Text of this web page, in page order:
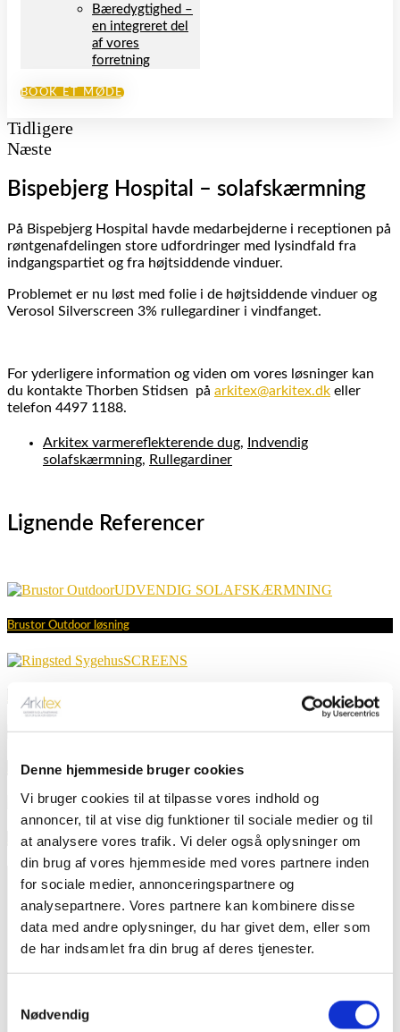
Denne hjemmeside bruger cookies
Vi bruger cookies til at tilpasse vores indhold og
annoncer, til at vise dig funktioner til sociale medier og til
at analysere vores trafik. Vi deler også oplysninger om
din brug af vores hjemmeside med vores partnere inden
for sociale medier, annonceringspartnere og
analysepartnere. Vores partnere kan kombinere disse
data med andre oplysninger, du har givet dem, eller som
de har indsamlet fra din brug af deres tjenester.
Nødvendig
Bæredygtighed –
en integreret del
af vores
forretning
BOOK ET MØDE
Tidligere
Næste
Bispebjerg Hospital – solafskærmning
På Bispebjerg Hospital havde medarbejderne i receptionen på
røntgenafdelingen store udfordringer med lysindfald fra
indgangspartiet og fra højtsiddende vinduer.
Problemet er nu løst med folie i de højtsiddende vinduer og
Verosol Silverscreen 3% rullegardiner i vindfanget.
For yderligere information og viden om vores løsninger kan
du kontakte Thorben Stidsen på arkitex@arkitex.dk eller
telefon 4497 1188.
Arkitex varmereflekterende dug,
Indvendig
solafskærmning, Rullegardiner
Lignende Referencer
UDVENDIG SOLAFSKÆRMNING
Brustor Outdoor løsning
SCREENS
Ringsted Sygehus – Motoriserede screens
GARDINER
Mærsk Bygningen
LÆSKÆRME
Restaurant Lagunen, Nivå Havn
det professionelle marked, hvilket vil sige, at vores
kompetencer er centreret omkring levering af gardiner,